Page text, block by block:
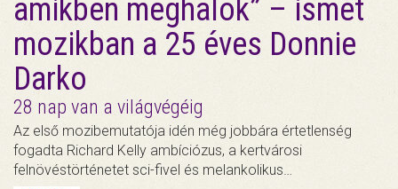
amikben meghalok” – ismét
mozikban a 25 éves Donnie
Darko
28 nap van a világvégéig
Az első mozibemutatója idén még jobbára értetlenség
fogadta Richard Kelly ambíciózus, a kertvárosi
felnövéstörténetet sci-fivel és melankolikus…